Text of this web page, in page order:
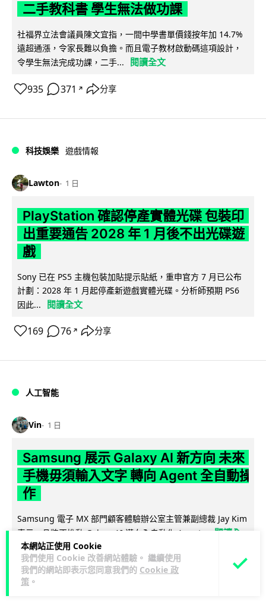
本網站正使用 Cookie
我們使用 Cookie 改善網站體驗。 繼續使用
我們的網站即表示您同意我們的 Cookie 政
策 。
二手教科書 學生無法做功課
社福界立法會議員陳文宜指，一間中學書單價錢按年加 14.7%
遠超通漲，令家長難以負擔。而且電子教材啟動碼這項設計，
令學生無法完成功課，二手...
閱讀全文
935 371 ↗ 分享
科技娛樂 遊戲情報
Lawton 1 日
PlayStation 確認停產實體光碟 包裝印
出重要通告 2028 年 1 月後不出光碟遊
戲
Sony 已在 PS5 主機包裝加貼提示貼紙，重申官方 7 月已公布
計劃：2028 年 1 月起停產新遊戲實體光碟。分析師預期 PS6
因此...
閱讀全文
169 76 ↗ 分享
人工智能
Vin 1 日
Samsung 展示 Galaxy AI 新方向 未來
手機毋須輸入文字 轉向 Agent 全自動操
作
Samsung 電子 MX 部門顧客體驗辦公室主管兼副總裁 Jay Kim
表示，品牌正推動 Galaxy AI 邁向全自動化 Agent... 閱讀全
文
27 4↗ 分享